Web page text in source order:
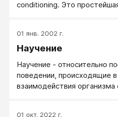
conditioning. Это
спонтанность бывает как
случайная. В
ища в нем какого-либо
поиска. Достаточно, что
или находящееся на пути к
01 янв. 2002 г.
Научение
Научение - относительно
поведении, происходящие
взаимодействия
01 окт. 2022 г.